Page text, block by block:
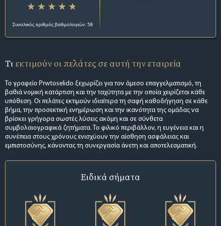
Συνολικός αριθμός βαθμολογιών: 58
Τι εκτιμούν οι πελάτες σε αυτή την εταιρεία
Το γραφείο Prwtoselido ξεχωρίζει για τον άμεσο επαγγελματισμό, τη
βαθιά νομική κατάρτιση και την ταχύτητα με την οποία χειρίζεται κάθε
υπόθεση. Οι πελάτες εκτιμούν ιδιαίτερα τη σαφή καθοδήγηση σε κάθε
βήμα, την προσεκτική ενημέρωση και την ικανότητα της ομάδας να
βρίσκει γρήγορα σωστές λύσεις ακόμη και σε σύνθετα
συμβολαιογραφικά ζητήματα. Το φιλικό περιβάλλον, η ευγένεια και η
συνέπεια στους χρόνους ενισχύουν την αίσθηση ασφάλειας και
εμπιστοσύνης, κάνοντας τη συνεργασία άνετη και αποτελεσματική.
Ειδικά σήματα